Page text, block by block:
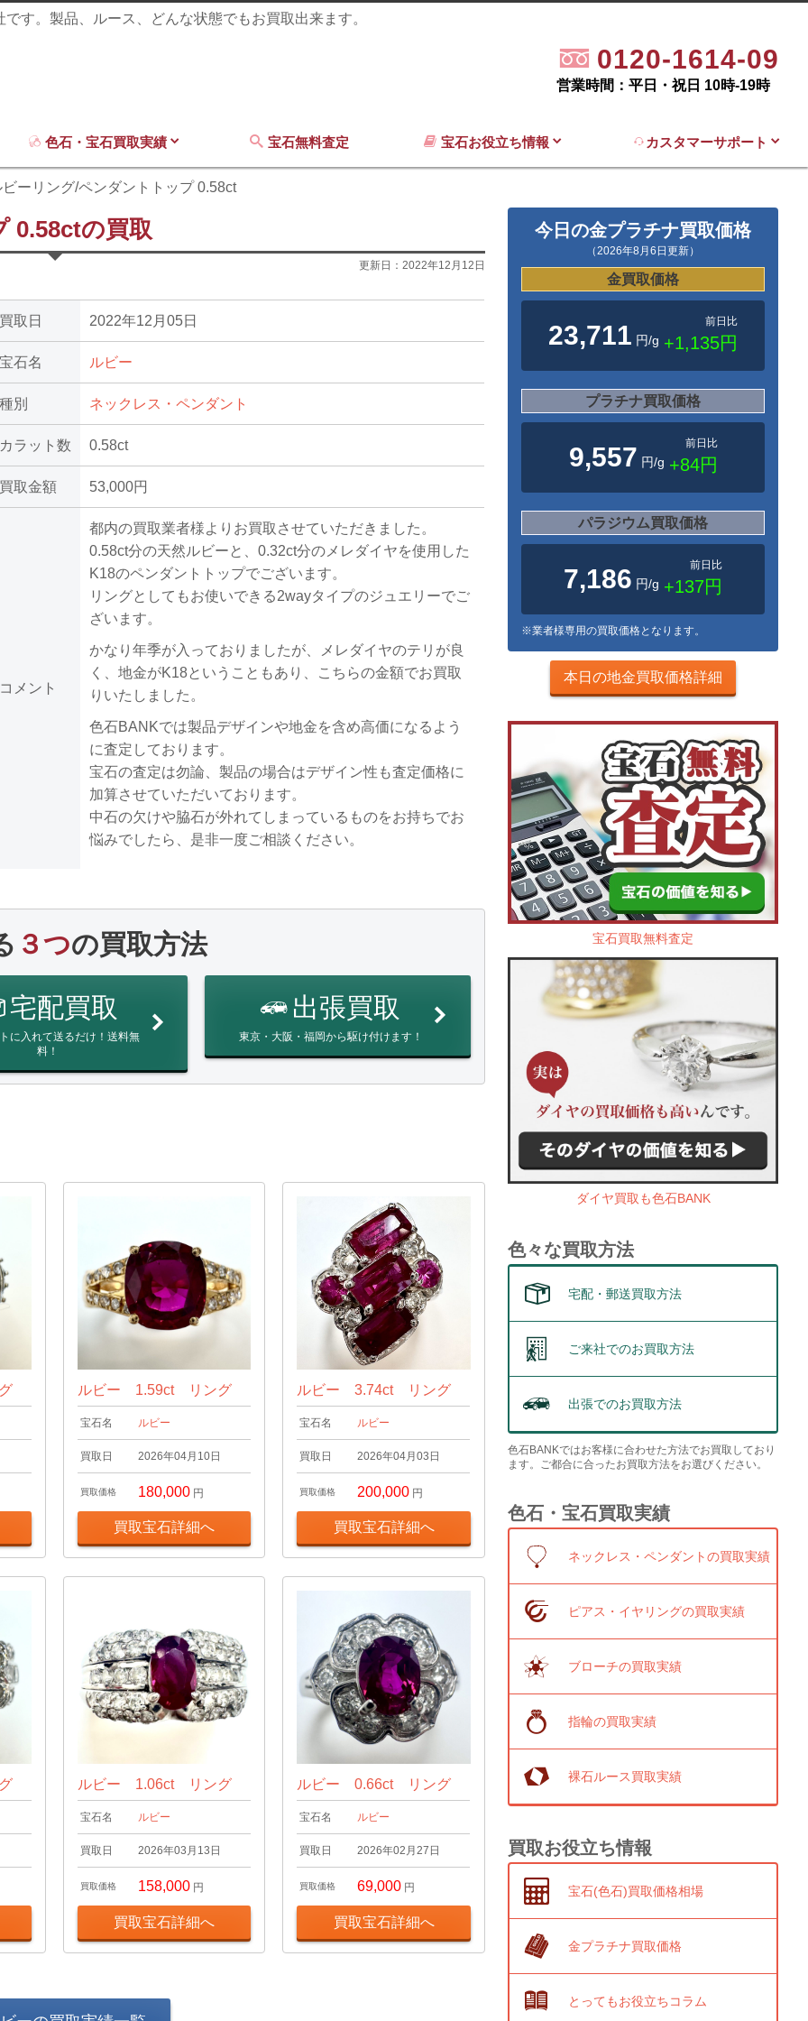
す。製品、ルース、どんな状態でもお買取出来ます。
0120-1614-09
営業時間：平日・祝日 10時-19時
色石・宝石買取実績 宝石無料査定 宝石お役立ち情報 カスタマーサポート
ビーリング/ペンダントトップ 0.58ct
0.58ctの買取
更新日： 2022年12月12日
買取日 2022年12月05日
宝石名 ルビー
種別 ネックレス・ペンダント
カラット数 0.58ct
買取金額 53,000円
コメント
都内の買取業者様よりお買取させていただきました。
0.58ct分の天然ルビーと、0.32ct分のメレダイヤを使用した
K18のペンダントトップでございます。
リングとしてもお使いできる2wayタイプのジュエリーでご
ざいます。
かなり年季が入っておりましたが、メレダイヤのテリが良
く、地金がK18ということもあり、こちらの金額でお買取
りいたしました。
色石BANKでは製品デザインや地金を含め高価になるよう
に査定しております。
宝石の査定は勿論、製品の場合はデザイン性も査定価格に
加算させていただいております。
中石の欠けや脇石が外れてしまっているものをお持ちでお
悩みでしたら、是非一度ご相談ください。
３つの買取方法
宅配買取
に入れて送るだけ！送料無
料！
出張買取
東京・大阪・福岡から駆け付けます！
ルビー 1.59ct リング
宝石名 ルビー
買取日 2026年04月10日
買取価格 180,000 円
買取宝石詳細へ
ルビー 3.74ct リング
宝石名 ルビー
買取日 2026年04月03日
買取価格 200,000 円
買取宝石詳細へ
ルビー 1.06ct リング
宝石名 ルビー
買取日 2026年03月13日
買取価格 158,000 円
買取宝石詳細へ
ルビー 0.66ct リング
宝石名 ルビー
買取日 2026年02月27日
買取価格 69,000 円
買取宝石詳細へ
今日の金プラチナ買取価格
（2026年8月6日更新）
金買取価格
23,711 円/g
前日比
+1,135円
プラチナ買取価格
9,557 円/g
前日比
+84円
パラジウム買取価格
7,186 円/g
前日比
+137円
※業者様専用の買取価格となります。
本日の地金買取価格詳細
宝石買取無料査定
ダイヤ買取も色石BANK
色々な買取方法
宅配・郵送買取方法
ご来社でのお買取方法
出張でのお買取方法
色石BANKではお客様に合わせた方法でお買取しており
ます。ご都合に合ったお買取方法をお選びください。
色石・宝石買取実績
ネックレス・ペンダントの買取実績
ピアス・イヤリングの買取実績
ブローチの買取実績
指輪の買取実績
裸石ルース買取実績
買取お役立ち情報
宝石(色石)買取価格相場
金プラチナ買取価格
とってもお役立ちコラム